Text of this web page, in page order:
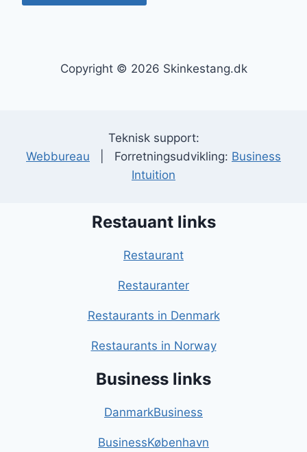
Copyright © 2026 Skinkestang.dk
Teknisk support:
Webbureau | Forretningsudvikling: Business
Intuition
Restauant links
Restaurant
Restauranter
Restaurants in Denmark
Restaurants in Norway
Business links
DanmarkBusiness
BusinessKøbenhavn